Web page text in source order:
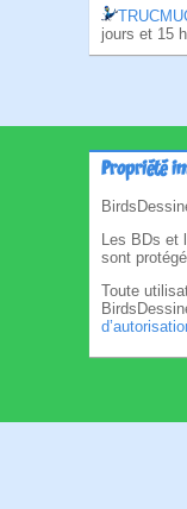
jours et 15
Propriété
Les BDs et
sont
Toute